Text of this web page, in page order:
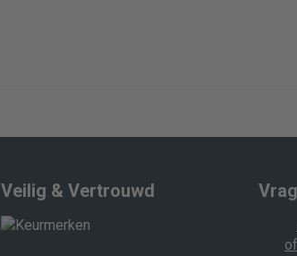
Veilig & Vertrouwd